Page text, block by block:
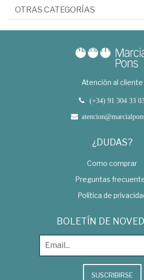
OTRAS CATEGORÍAS
Atención al cliente
(+34) 91 304 33
¿DUDAS?
Como comprar
Preguntas
Política de
BOLETÍN DE
SUSCRIBIRSE